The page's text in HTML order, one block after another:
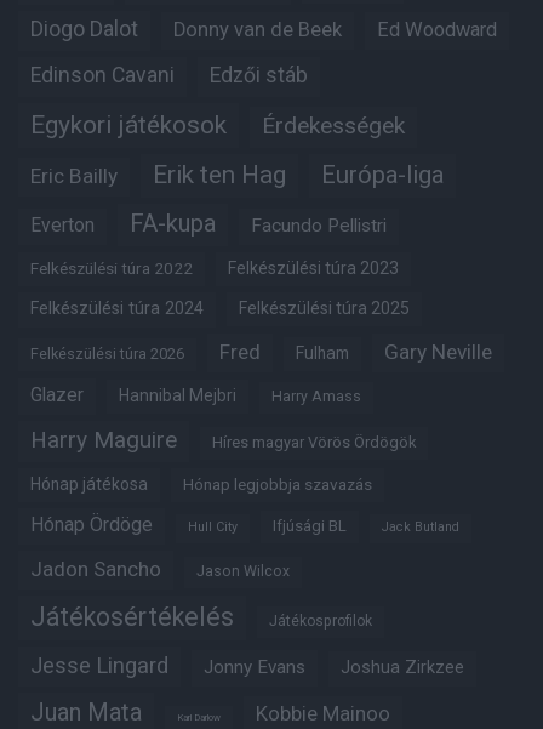
Diogo Dalot Donny van de Beek Ed Woodward
Edinson Cavani Edzői stáb
Egykori játékosok Érdekességek
Eric Bailly Erik ten Hag Európa-liga
Everton FA-kupa Facundo Pellistri
Felkészülési túra 2022 Felkészülési túra 2023
Felkészülési túra 2024 Felkészülési túra 2025
Felkészülési túra 2026 Fred Fulham Gary Neville
Glazer Hannibal Mejbri Harry Amass
Harry Maguire Híres magyar Vörös Ördögök
Hónap játékosa Hónap legjobbja szavazás
Hónap Ördöge Hull City Ifjúsági BL Jack Butland
Jadon Sancho Jason Wilcox
Játékosértékelés Játékosprofilok
Jesse Lingard Jonny Evans Joshua Zirkzee
Juan Mata Karl Darlow Kobbie Mainoo